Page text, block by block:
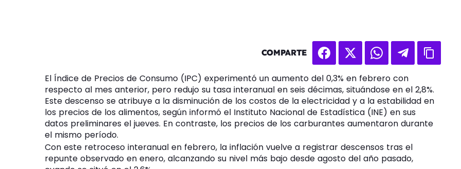
COMPARTE
El Índice de Precios de Consumo (IPC) experimentó un aumento del 0,3% en febrero con
respecto al mes anterior, pero redujo su tasa interanual en seis décimas, situándose en el 2,8%.
Este descenso se atribuye a la disminución de los costos de la electricidad y a la estabilidad en
los precios de los alimentos, según informó el Instituto Nacional de Estadística (INE) en sus
datos preliminares el jueves. En contraste, los precios de los carburantes aumentaron durante
el mismo período.
Con este retroceso interanual en febrero, la inflación vuelve a registrar descensos tras el
repunte observado en enero, alcanzando su nivel más bajo desde agosto del año pasado,